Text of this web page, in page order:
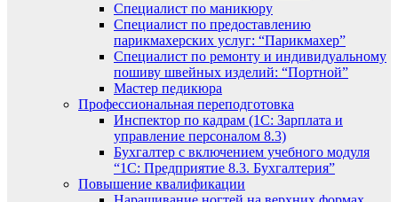
Специалист по маникюру
Специалист по предоставлению
парикмахерских услуг: “Парикмахер”
Специалист по ремонту и индивидуальному
пошиву швейных изделий: “Портной”
Мастер педикюра
Профессиональная переподготовка
Инспектор по кадрам (1С: Зарплата и
управление персоналом 8.3)
Бухгалтер с включением учебного модуля
“1С: Предприятие 8.3. Бухгалтерия”
Повышение квалификации